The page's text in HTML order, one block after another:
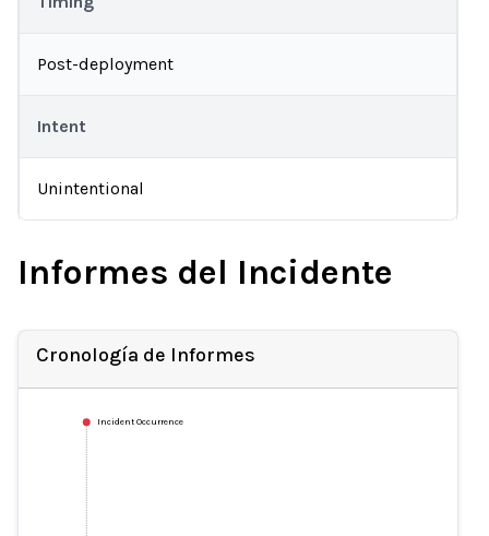
Post-deployment
Intent
Unintentional
Informes del Incidente
Cronología de Informes
Incident Occurrence